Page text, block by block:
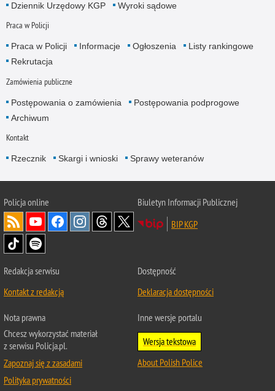
Dziennik Urzędowy KGP Wyroki sądowe
Praca w Policji
Praca w Policji Informacje Ogłoszenia
Listy rankingowe
Rekrutacja
Zamówienia publiczne
Postępowania o zamówienia
Postępowania podprogowe
Archiwum
Kontakt
Rzecznik Skargi i wnioski Sprawy weteranów
Policjaonline
Biuletyn Informacji Publicznej
BIP KGP
Redakcja serwisu
Kontakt z redakcją
Dostępność
Deklaracja dostępności
Nota prawna
Chcesz wykorzystać materiał
z serwisu Policja.pl.
Zapoznaj się z zasadami
Polityka prywatności
Inne wersje portalu
Wersja tekstowa
About Polish Police